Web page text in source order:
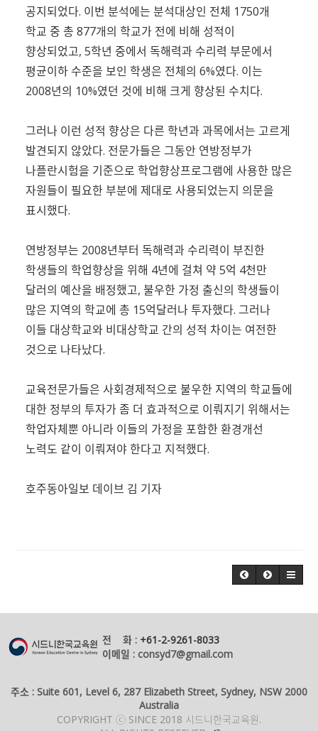
공지되었다. 이번 분석에는 분석대상인 전체 1750개
학교 중 총 877개의 학교가 전에 비해 성적이
향상되었고, 5학년 중에서 독해력과 수리력 부문에서
평균이하 수준을 보인 학생은 전체의 6%였다. 이는
2008년의 10%였던 것에 비해 크게 향상된 수치다.
그러나 이런 성적 향상은 다른 학년과 과목에서는 고르게
발견되지 않았다. 전문가들은 그동안 연방정부가
나플란시험을 기준으로 학업향상프로그램에 사용한 많은
자원들이 필요한 부분에 제대로 사용되었는지 의문을
표시했다.
연방정부는 2008년부터 독해력과 수리력이 부진한
학생들의 학업향상을 위해 4년에 걸쳐 약 5억 4천만
달러의 예산을 배정했고, 불우한 가정 출신의 학생들이
많은 지역의 학교에 총 15억달러나 투자했다. 그러나
이들 대상학교와 비대상학교 간의 성적 차이는 여전한
것으로 나타났다.
교육전문가들은 사회경제적으로 불우한 지역의 학교들에
대한 정부의 투자가 좀 더 효과적으로 이뤄지기 위해서는
학업자체뿐 아니라 이들의 가정을 포함한 환경개선
노력도 같이 이뤄져야 한다고 지적했다.
호주동아일보 데이브 김 기자
전 화 : +61-2-9261-8033
이메일 : consyd7@gmail.com
주소 : Suite 601, Level 6, 287 Elizabeth Street, Sydney, NSW 2000
Australia
COPYRIGHT ⓒ SINCE 2018 시드니한국교육원.